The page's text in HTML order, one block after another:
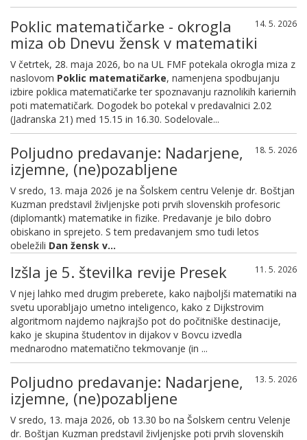
14. 5. 2026
Poklic matematičarke - okrogla
miza ob Dnevu žensk v matematiki
V četrtek, 28. maja 2026, bo na UL FMF potekala okrogla miza z
naslovom Poklic matematičarke, namenjena spodbujanju
izbire poklica matematičarke ter spoznavanju raznolikih kariernih
poti matematičark. Dogodek bo potekal v predavalnici 2.02
(Jadranska 21) med 15.15 in 16.30. Sodelovale...
18. 5. 2026
Poljudno predavanje: Nadarjene,
izjemne, (ne)pozabljene
V sredo, 13. maja 2026 je na Šolskem centru Velenje dr. Boštjan
Kuzman predstavil življenjske poti prvih slovenskih profesoric
(diplomantk) matematike in fizike. Predavanje je bilo dobro
obiskano in sprejeto. S tem predavanjem smo tudi letos
obeležili Dan žensk v...
11. 5. 2026
Izšla je 5. številka revije Presek
V njej lahko med drugim preberete, kako najboljši matematiki na
svetu uporabljajo umetno inteligenco, kako z Dijkstrovim
algoritmom najdemo najkrajšo pot do počitniške destinacije,
kako je skupina študentov in dijakov v Bovcu izvedla
mednarodno matematično tekmovanje (in ...
13. 5. 2026
Poljudno predavanje: Nadarjene,
izjemne, (ne)pozabljene
V sredo, 13. maja 2026, ob 13.30 bo na Šolskem centru Velenje
dr. Boštjan Kuzman predstavil življenjske poti prvih slovenskih